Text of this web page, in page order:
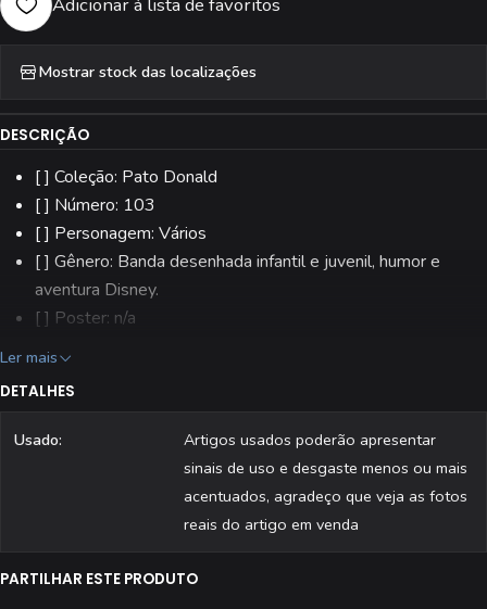
Mostrar stock das localizações
DESCRIÇÃO
[ ] Coleção: Pato Donald
[ ] Número: 103
[ ] Personagem: Vários
[ ] Gênero: Banda desenhada infantil e juvenil, humor e
aventura Disney.
[ ] Poster: n/a
[ ] Editora: Edimpresa
[ ] Todas as revistas são fotografadas individualmente.
Ler mais
DETALHES
Usado:
Artigos usados poderão apresentar
sinais de uso e desgaste menos ou mais
acentuados, agradeço que veja as fotos
reais do artigo em venda
PARTILHAR ESTE PRODUTO